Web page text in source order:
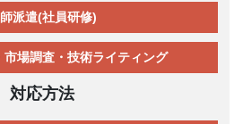
派遣(社員研修)
市場調査・技術ライティング
対応方法